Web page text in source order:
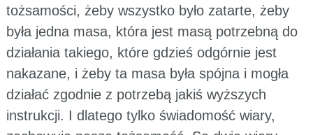
tożsamości, żeby wszystko było zatarte, żeby
była jedna masa, która jest masą potrzebną do
działania takiego, które gdzieś odgórnie jest
nakazane, i żeby ta masa była spójna i mogła
działać zgodnie z potrzebą jakiś wyższych
instrukcji. I dlatego tylko świadomość wiary,